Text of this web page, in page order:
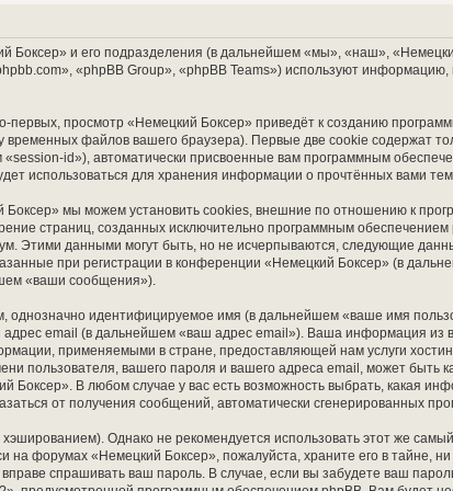
Боксер» и его подразделения (в дальнейшем «мы», «наш»,
«phpBB Group», «phpBB Teams») используют
просмотр «Немецкий Боксер» приведёт к созданию
файлов вашего браузера). Первые две cookie содержат
id»), автоматически присвоенные вам программным
использоваться для хранения информации о прочтённых вами
мы можем установить cookies, внешние по отношению к
страниц, созданных исключительно программным
Этими данными могут быть, но не исчерпываются, следующие
при регистрации в конференции «Немецкий Боксер» (в
«ваши сообщения»).
однозначно идентифицируемое имя (в дальнейшем «ваше имя
email (в дальнейшем «ваш адрес email»). Ваша информация из
применяемыми в стране, предоставляющей нам услуги
пользователя, вашего пароля и вашего адреса email, может быть
В любом случае у вас есть возможность выбрать, какая
от получения сообщений, автоматически сгенерированных
Однако не рекомендуется использовать этот же
на форумах «Немецкий Боксер», пожалуйста, храните его в тайне,
спрашивать ваш пароль. В случае, если вы забудете ваш